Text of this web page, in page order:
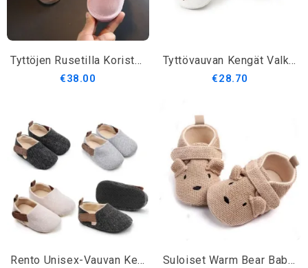
Tyttöjen Rusetilla Koristellut Turkistalvisaappaat
€38.00
Tyttövauvan Kengät Valkoisena Ja Vaaleanpunaisena
€28.70
Rento Unisex-Vauvan Kengät Suloiset Warm Bear Baby First Walkers